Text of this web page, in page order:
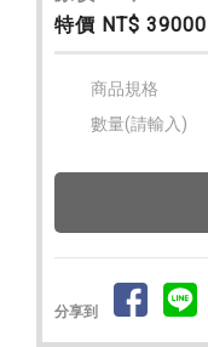
特價 NT$ 39000
商品規格
數量(請輸入)
分享到